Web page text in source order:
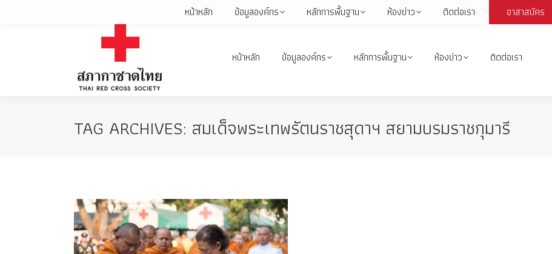
Facebook
in
X
หน้าหลัก ข้อมูลองค์กร หลักการพื้นฐาน ห้องข่าว ติดต่อเรา
TAG ARCHIVES: สมเด็จพระเทพรัตนราชสุดาฯ สยามบรมราชกุมารี
หน้าหลัก ข้อมูลองค์กร หลักการพื้นฐาน ห้องข่าว ติดต่อเรา อาสาสมัคร